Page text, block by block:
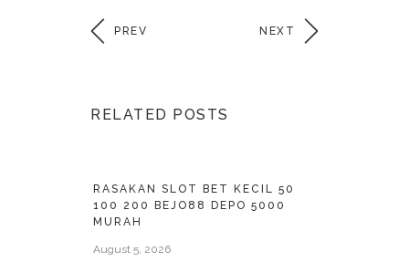
PREV NEXT
RELATED POSTS
RASAKAN SLOT BET KECIL 50
100 200 BEJO88 DEPO 5000
MURAH
August 5, 2026